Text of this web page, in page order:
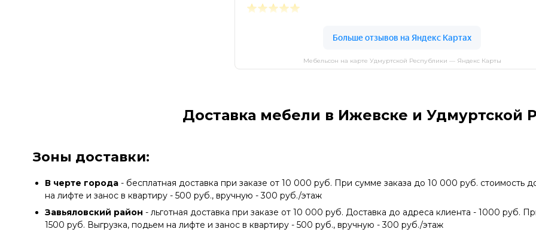
Мебельсон на карте Удмуртской Республики — Яндекс Карты
Доставка мебели в Ижевске и Удмуртской
Зоны доставки:
В черте города - бесплатная доставка при заказе от 10 000 руб. При сумме заказа до 10 000 руб. стоимость
на лифте и занос в квартиру - 500 руб., вручную - 300 руб./этаж
Завьяловский район - льготная доставка при заказе от 10 000 руб. Доставка до адреса клиента - 1000 руб.
1500 руб. Выгрузка, подьем на лифте и занос в квартиру - 500 руб., вручную - 300 руб./этаж